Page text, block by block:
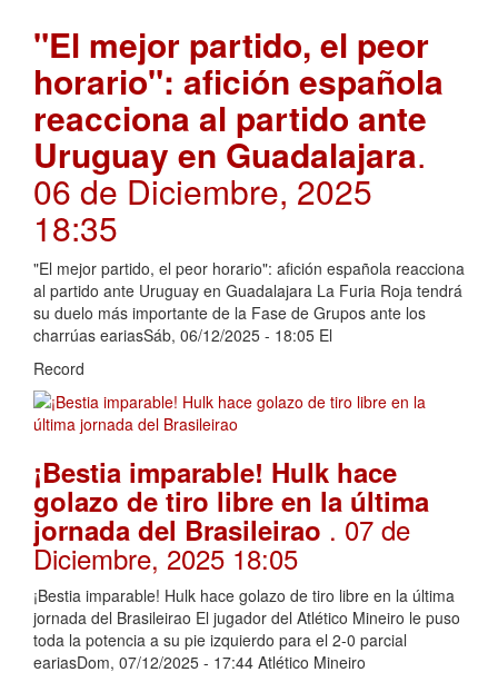
"El mejor partido, el peor
horario": afición española
reacciona al partido ante
Uruguay en Guadalajara.
06 de Diciembre, 2025
18:35
"El mejor partido, el peor horario": afición española reacciona
al partido ante Uruguay en Guadalajara La Furia Roja tendrá
su duelo más importante de la Fase de Grupos ante los
charrúas eariasSáb, 06/12/2025 - 18:05 El
Record
¡Bestia imparable! Hulk hace
golazo de tiro libre en la última
jornada del Brasileirao . 07 de
Diciembre, 2025 18:05
¡Bestia imparable! Hulk hace golazo de tiro libre en la última
jornada del Brasileirao El jugador del Atlético Mineiro le puso
toda la potencia a su pie izquierdo para el 2-0 parcial
eariasDom, 07/12/2025 - 17:44 Atlético Mineiro